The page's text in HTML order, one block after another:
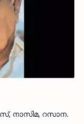
നാസിമ, റസാന.